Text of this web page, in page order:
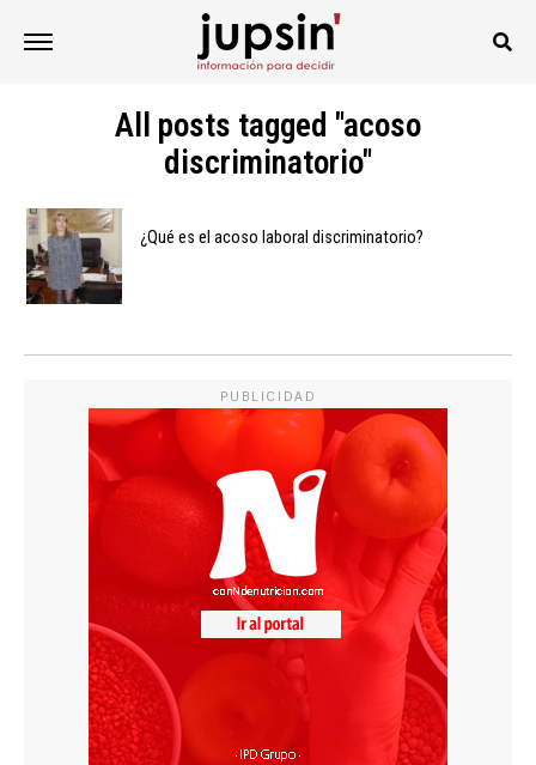
All posts tagged "acoso
discriminatorio"
¿Qué es el acoso laboral discriminatorio?
PUBLICIDAD